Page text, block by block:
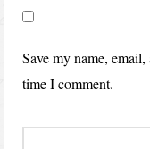
Save my name,
time I comment.